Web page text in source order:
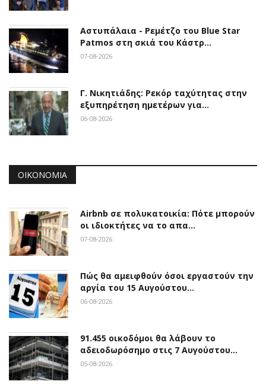
Αστυπάλαια - Ρεμέτζο του Blue Star
Patmos στη σκιά του Κάστρ…
07-08-2026
Γ. Νικητιάδης: Ρεκόρ ταχύτητας στην
εξυπηρέτηση ημετέρων για…
06-08-2026
ΟΙΚΟΝΟΜΊΑ
Airbnb σε πολυκατοικία: Πότε μπορούν
οι ιδιοκτήτες να το απα…
07-08-2026
Πώς θα αμειφθούν όσοι εργαστούν την
αργία του 15 Αυγούστου…
06-08-2026
91.455 οικοδόμοι θα λάβουν το
αδειοδωρόσημο στις 7 Αυγούστου…
05-08-2026